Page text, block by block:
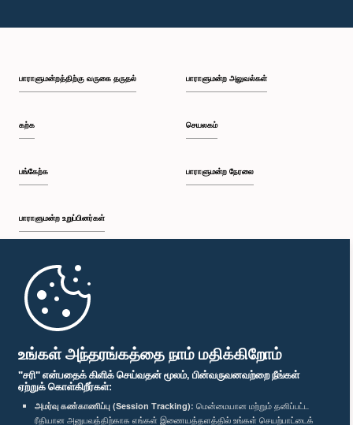
உங்கள் அந்தரங்கத்தை நாம் மதிக்கிறோம்
"சரி" என்பதைக் கிளிக் செய்வதன் மூலம், பின்வருவனவற்றை நீங்கள்
ஏற்றுக் கொள்கிறீர்கள்:
அமர்வு கண்காணிப்பு (Session Tracking): மென்மையான மற்றும் தனிப்பட்ட
ரீதியான அனுபவத்திற்காக எங்கள் இணையத்தளத்தில் உங்கள் செயற்பாட்டைக்
பாராளுமன்றத்திற்கு வருகை தருதல்
கற்க
பங்கேற்க
பாராளுமன்ற உறுப்பினர்கள்
முதற்பக்கம்
பாராளுமன்ற அலுவல்கள்
செயலகம்
பாராளுமன்ற நேரலை
பாராளுமன்ற கையடக்க செயலி
எம்மை பின்தொடர்க :